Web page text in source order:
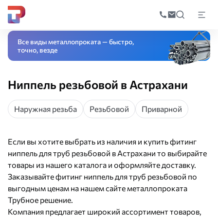
по
Главная Соединительные
Все виды металлопроката — быстро,
точно, везде
Ниппель резьбовой в Астрахани
Наружная резьба Резьбовой Приварной
Если вы хотите выбрать из наличия и купить фитинг
ниппель для труб резьбовой в Астрахани то выбирайте
товары из нашего каталога и оформляйте доставку.
Заказывайте фитинг ниппель для труб резьбовой по
выгодным ценам на нашем сайте металлопроката
Трубное решение.
Компания предлагает широкий ассортимент товаров,